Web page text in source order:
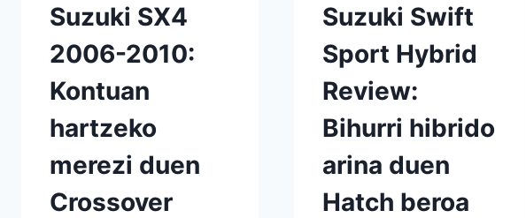
Suzuki SX4
2006-2010:
Kontuan
hartzeko
merezi duen
Crossover
Suzuki Swift
Sport Hybrid
Review:
Bihurri hibrido
arina duen
Hatch beroa